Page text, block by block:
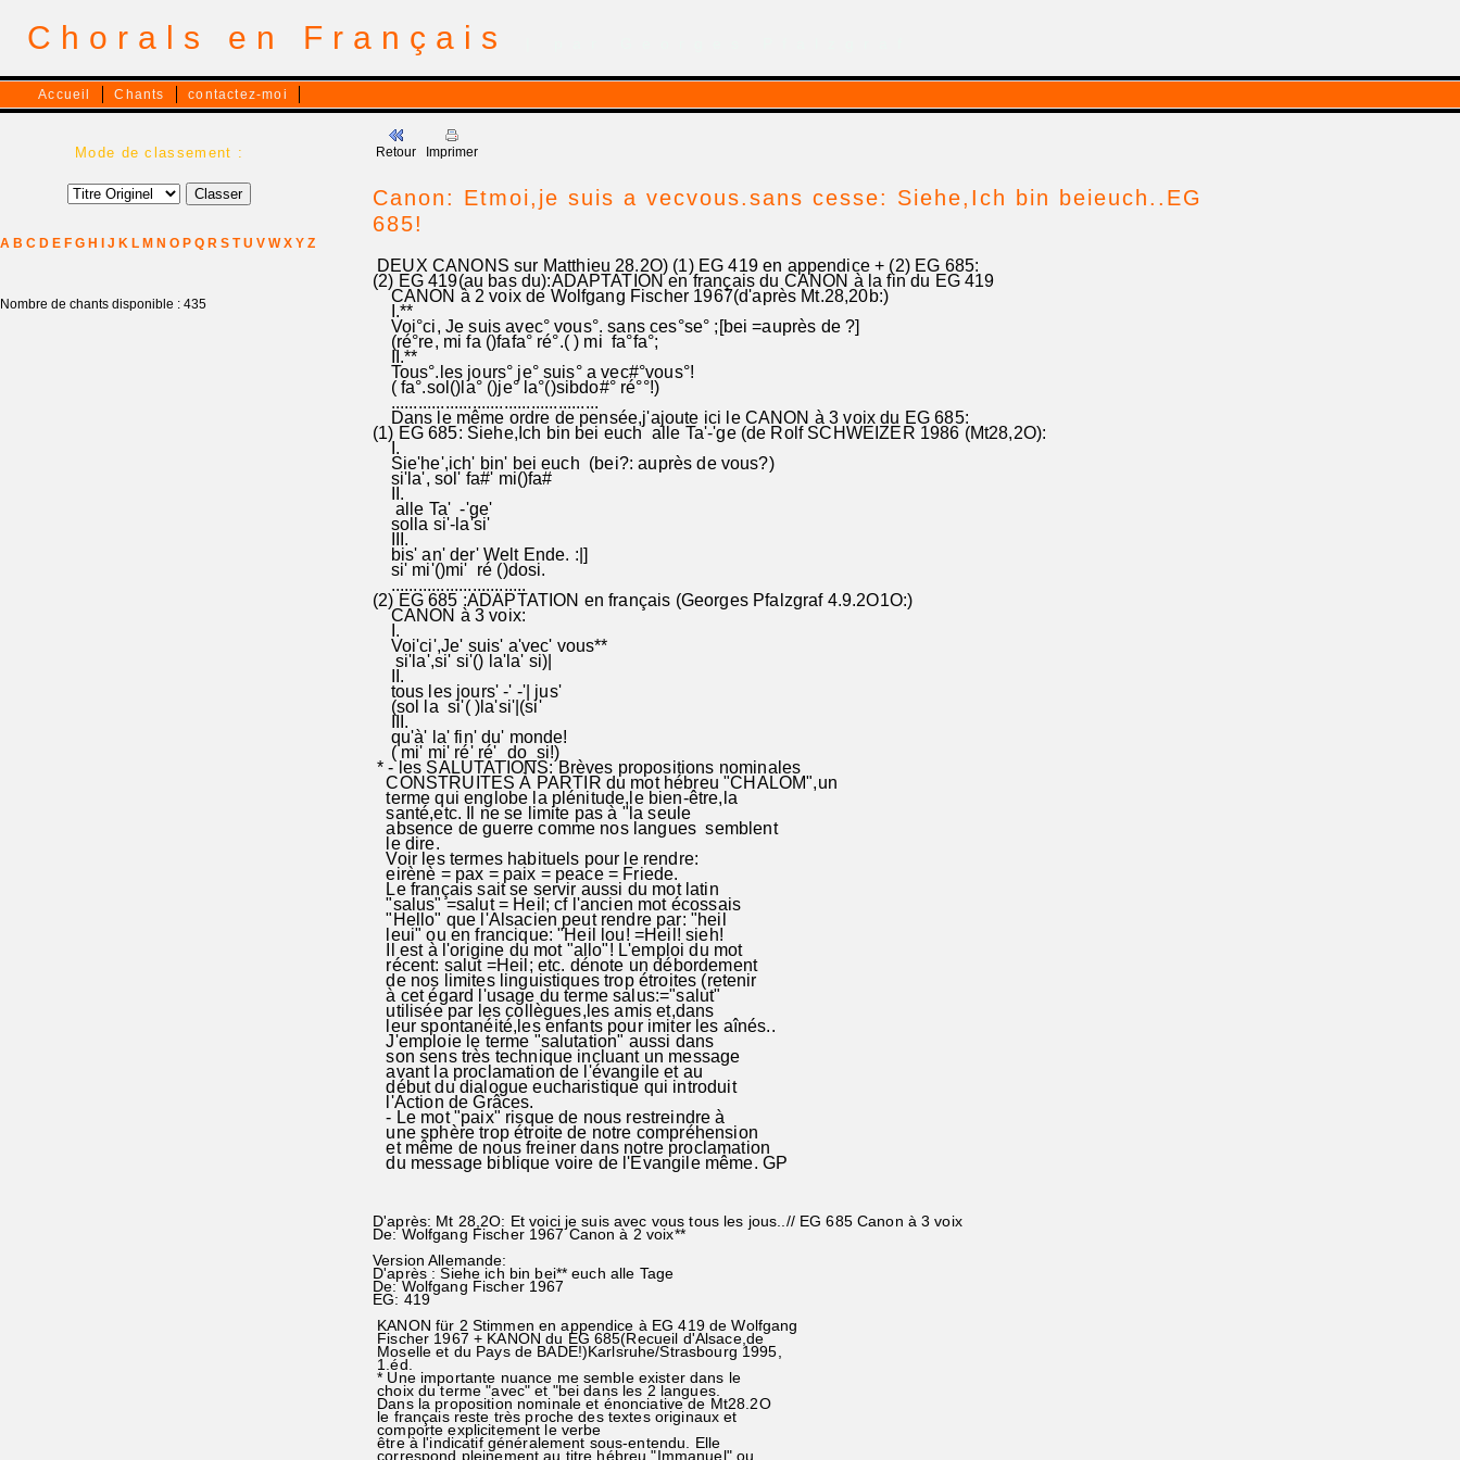
Chorals en Français
Accueil Chants contactez-moi
Mode de classement :
A B C D E F G H J K L M N O P Q R S T U V W X Y Z
Nombre de chants disponible : 435
Retour Imprimer
Canon: Etmoi,je suis a vecvous.sans cesse: Siehe,Ich bin beieuch..EG
685!
DEUX CANONS sur Matthieu 28.2O) (1) EG 419 en appendice + (2) EG 685:
(2) EG 419(au bas du):ADAPTATION en français du CANON à la fin du EG 419
CANON à 2 voix de Wolfgang Fischer 1967(d'après Mt.28,20b:)
I.**
Voi°ci, Je suis avec° vous°. sans ces°se° ;[bei =auprès de ?]
(ré°re, mi fa ()fafa° ré°.( ) mi fa°fa°;
II.**
Tous°.les jours° je° suis° a vec#°vous°!
( fa°.sol()la° ()je° la°()sibdo#° ré°°!)
..............................................
Dans le même ordre de pensée,j'ajoute ici le CANON à 3 voix du EG 685:
(1) EG 685: Siehe,Ich bin bei euch alle Ta'-'ge (de Rolf SCHWEIZER 1986 (Mt28,2O):
I.
Sie'he',ich' bin' bei euch (bei?: auprès de vous?)
si'la', sol' fa#' mi()fa#
II.
alle Ta' -'ge'
solla si'-la'si'
III.
bis' an' der' Welt Ende. :|]
si' mi'()mi' ré ()dosi.
..............................
(2) EG 685 :ADAPTATION en français (Georges Pfalzgraf 4.9.2O1O:)
CANON à 3 voix:
I.
Voi'ci',Je' suis' a'vec' vous**
si'la',si' si'() la'la' si)|
II.
tous les jours' -' -'| jus'
(sol la si'( )la'si'|(si'
III.
qu'à' la' fin' du' monde!
( mi' mi' ré' ré'_do_si!)
* - les SALUTATIONS: Brèves propositions nominales
CONSTRUITES À PARTIR du mot hébreu "CHALOM",un
terme qui englobe la plénitude,le bien-être,la
santé,etc. Il ne se limite pas à "la seule
absence de guerre comme nos langues semblent
le dire.
Voir les termes habituels pour le rendre:
eirènè = pax = paix = peace = Friede.
Le français sait se servir aussi du mot latin
"salus" =salut = Heil; cf l'ancien mot écossais
"Hello" que l'Alsacien peut rendre par: "heil
leui" ou en francique: "Heil lou! =Heil! sieh!
Il est à l'origine du mot "allo"! L'emploi du mot
récent: salut =Heil; etc. dénote un débordement
de nos limites linguistiques trop étroites (retenir
à cet égard l'usage du terme salus:="salut"
utilisée par les collègues,les amis et,dans
leur spontanéité,les enfants pour imiter les aînés..
J'emploie le terme "salutation" aussi dans
son sens très technique incluant un message
avant la proclamation de l'évangile et au
début du dialogue eucharistique qui introduit
l'Action de Grâces.
- Le mot "paix" risque de nous restreindre à
une sphère trop étroite de notre compréhension
et même de nous freiner dans notre proclamation
du message biblique voire de l'Evangile même. GP
D'après: Mt 28,2O: Et voici je suis avec vous tous les jous..// EG 685 Canon à 3 voix
De: Wolfgang Fischer 1967 Canon à 2 voix**
Version Allemande:
D'après : Siehe ich bin bei** euch alle Tage
De: Wolfgang Fischer 1967
EG: 419
KANON für 2 Stimmen en appendice à EG 419 de Wolfgang
Fischer 1967 + KANON du EG 685(Recueil d'Alsace,de
Moselle et du Pays de BADE!)Karlsruhe/Strasbourg 1995,
1.éd.
* Une importante nuance me semble exister dans le
choix du terme "avec" et "bei dans les 2 langues.
Dans la proposition nominale et énonciative de Mt28.2O
le français reste très proche des textes originaux et
comporte explicitement le verbe
être à l'indicatif généralement sous-entendu. Elle
correspond pleinement au titre hébreu "Immanuel" ou